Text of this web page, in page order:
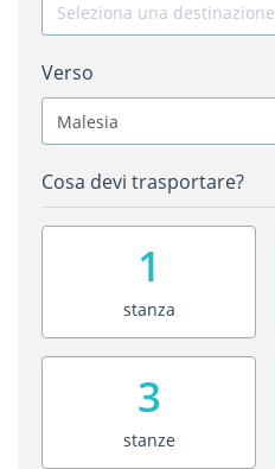
Seleziona una destinazione
Verso
Malesia
Cosa devi trasportare?
1
stanza
3
stanze